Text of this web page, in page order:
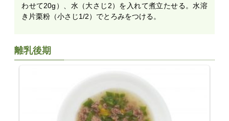
わせて20g）、水（大さじ2）を入れて煮立たせる。水溶
き片栗粉（小さじ1/2）でとろみをつける。
離乳後期